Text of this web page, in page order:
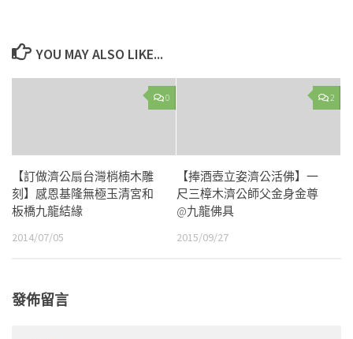
YOU MAY ALSO LIKE...
0
【訂做濟公扇台灣梢楠木雕
刻】感恩基隆無極玉清宮和
板橋九龍結緣
2014/07/05
2
【捧酒壺立姿濟公活佛】一
尺三樟木濟公師父金身金尊
@九龍佛具
2015/09/27
發佈留言